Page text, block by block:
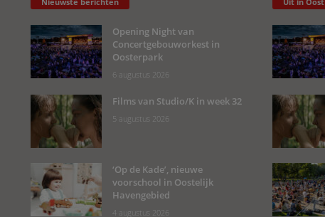
Opening Night van
Concertgebouworkest in
Oosterpark
6 augustus 2026
Films van Studio/K in week 32
5 augustus 2026
‘Op de Kade’, nieuwe
voorschool in Oostelijk
Havengebied
4 augustus 2026